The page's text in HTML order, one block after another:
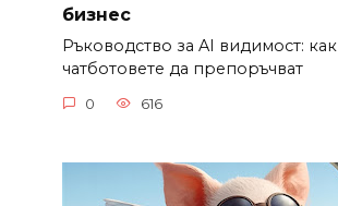
бизнес
Ръководство за AI видимост: как
чатботовете да препоръчват
0 616